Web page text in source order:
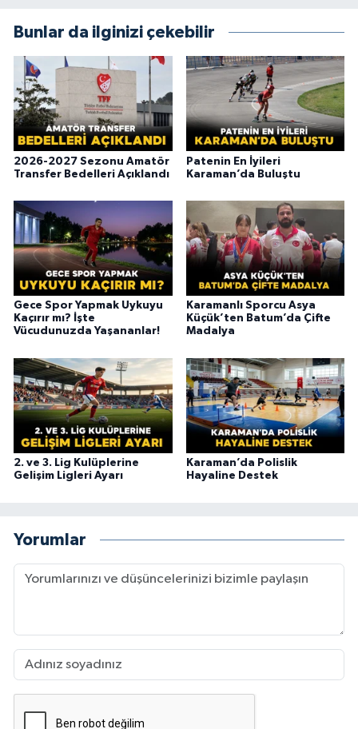
Bunlar da ilginizi çekebilir
2026-2027 Sezonu Amatör
Transfer Bedelleri Açıklandı
Patenin En İyileri
Karaman’da Buluştu
Gece Spor Yapmak Uykuyu
Kaçırır mı? İşte
Vücudunuzda Yaşananlar!
Karamanlı Sporcu Asya
Küçük’ten Batum’da Çifte
Madalya
2. ve 3. Lig Kulüplerine
Gelişim Ligleri Ayarı
Karaman’da Polislik
Hayaline Destek
Yorumlar